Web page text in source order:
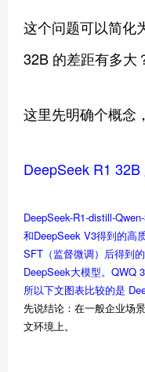
这个问题可以简化
32B 的差距有多大
这里先明确个概念，
DeepSeek R1 32B
DeepSeek-R1-distill-
和DeepSeek V3得到的高
SFT（监督微调）后得到
DeepSeek大模型。QWQ
所以下文图表比较的是
先说结论：在一般企业场
文环境上。